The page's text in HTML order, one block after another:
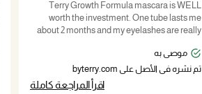
Terry Growth Formula mascara is WELL
worth the investment. One tube lasts me
about 2 months and my eyelashes are really
موصى به
تم نشره في الأصل على byterry.com
اقرأ المراجعة كاملة